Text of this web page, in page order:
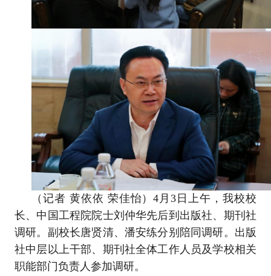
（记者 黄依依 荣佳怡）4月3日上午，我校校
长、中国工程院院士刘仲华先后到出版社、期刊社
调研。副校长唐贤清、潘安练分别陪同调研。出版
社中层以上干部、期刊社全体工作人员及学校相关
职能部门负责人参加调研。